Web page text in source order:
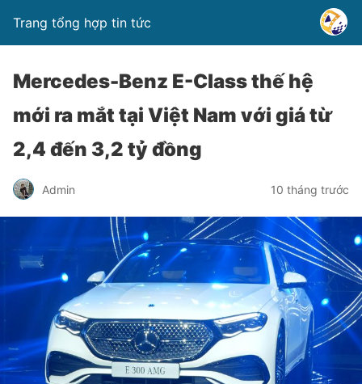
Trang tổng hợp tin tức
Mercedes-Benz E-Class thế hệ
mới ra mắt tại Việt Nam với giá từ
2,4 đến 3,2 tỷ đồng
Admin 10 tháng trước